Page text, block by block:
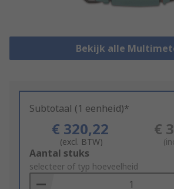
Bekijk alle
Subtotaal (1 eenheid)*
€ 320,22
(excl. BTW)
€
Add
to
Basket
Aantal stuks
selecteer of typ hoeveelheid